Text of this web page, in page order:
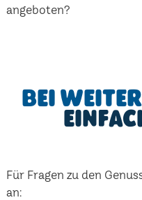
angeboten?
Bei
Für Fragen zu den
an: